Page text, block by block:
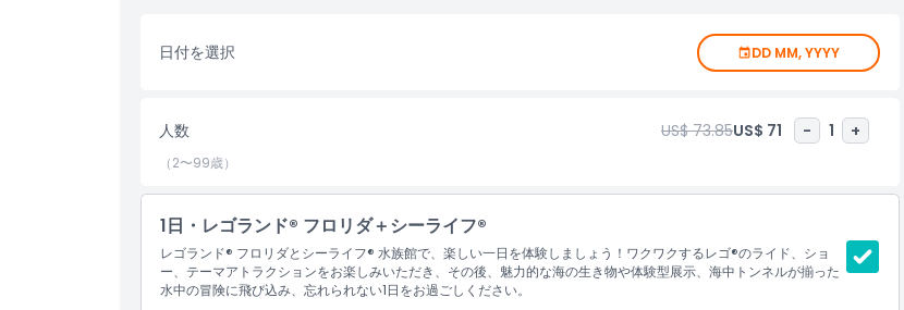
テーマパークへのアクセスが含まれるコンボチケットなど、さまざまなチケットオプションを提供しています。日帰
りでも長期の家族旅行でも、LEGOLAND® Florida Resortは創造性、学び、楽しさにあふれた忘れられない体験を提
供します。アクセスの良さ、家族向け設備、あらゆる年齢向けのアクティビティが揃っているため、フロリダで楽し
ハイライト
含まれるもの
子供／大人ポリシー
日付を選択 DD MM, YYYY
人数 US$ 73.85US$ 71 - 1 +
（2〜99歳）
1日・レゴランド® フロリダ＋シーライフ®
レゴランド® フロリダとシーライフ® 水族館で、楽しい一日を体験しましょう！ワクワクするレゴ®のライド、ショ
ー、テーマアトラクションをお楽しみいただき、その後、魅力的な海の生き物や体験型展示、海中トンネルが揃った
水中の冒険に飛び込み、忘れられない1日をお過ごしください。